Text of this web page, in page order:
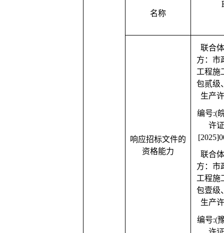
名称
响应招标文件的
资格能力
联合
方：市
工程施
包贰级
生产
编号:(
许
联合
方：市
工程施
包壹级
生产
编号:(